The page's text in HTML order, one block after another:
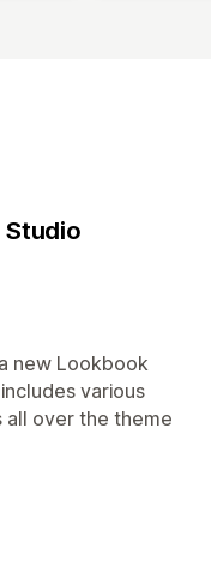
Studio
new Lookbook
various
all over the theme